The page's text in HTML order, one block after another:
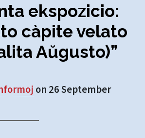
ekspozicio:
càpite velato
Aŭgusto)”
on 26 September